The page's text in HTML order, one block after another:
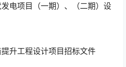
电项目（一期）、（二期）设
升工程设计项目招标文件